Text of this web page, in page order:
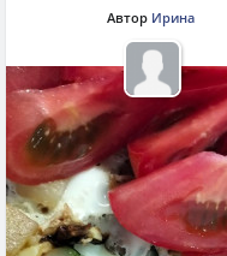
Автор Ирина